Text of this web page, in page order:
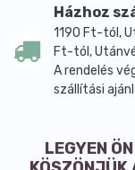
egészében a
kalóriát
- mert sütni-
Kinézetre és
hagyományos
hagyományos
Házhoz
1190 Ft-tól,
Ft-tól,
A rendelés
szállítási
LEGYEN